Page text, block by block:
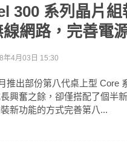
300 系列晶片組
網路，完善電
年4月03日 15:30
推出部份第八代桌上型 Core
興奮之餘，卻僅搭配了個半
新功能的方式完善第八...